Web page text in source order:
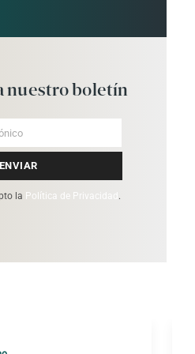
nuestroboletín
ENVIAR
la Política de Privacidad .